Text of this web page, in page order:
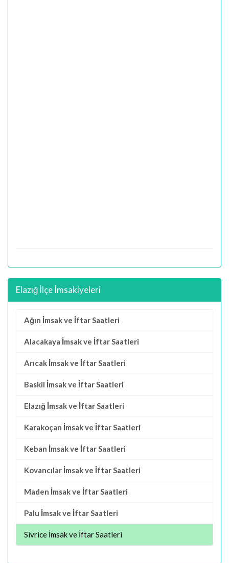
Elazığ İlçe İmsakiyeleri
Ağın İmsak ve İftar Saatleri
Alacakaya İmsak ve İftar Saatleri
Arıcak İmsak ve İftar Saatleri
Baskil İmsak ve İftar Saatleri
Elazığ İmsak ve İftar Saatleri
Karakoçan İmsak ve İftar Saatleri
Keban İmsak ve İftar Saatleri
Kovancılar İmsak ve İftar Saatleri
Maden İmsak ve İftar Saatleri
Palu İmsak ve İftar Saatleri
Sivrice İmsak ve İftar Saatleri